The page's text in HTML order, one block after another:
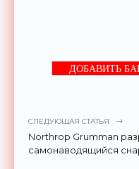
ДОБАВИТЬ
СЛЕДУЮЩАЯ СТАТЬЯ
Northrop Grumman
самонаводящийся